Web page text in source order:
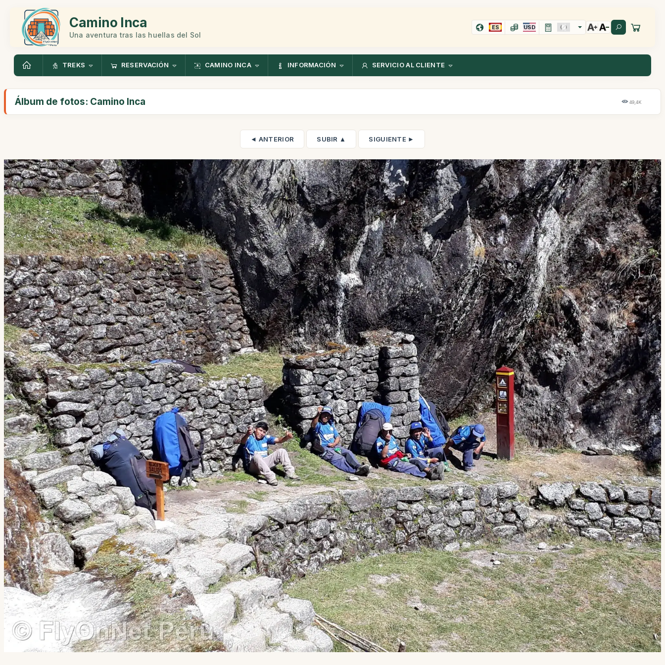
Camino Inca
Una aventura tras las huellas del Sol
ES USD
TREKS RESERVACIÓN CAMINO INCA INFORMACIÓN SERVICIO AL CLIENTE
Álbum de fotos: Camino Inca 49,4K
◄ ANTERIOR SUBIR ▲ SIGUIENTE ►